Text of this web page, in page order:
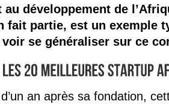
développement de
fait partie, est un exemple
se généraliser sur ce
an après sa fondation,